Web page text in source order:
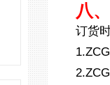
八
订货